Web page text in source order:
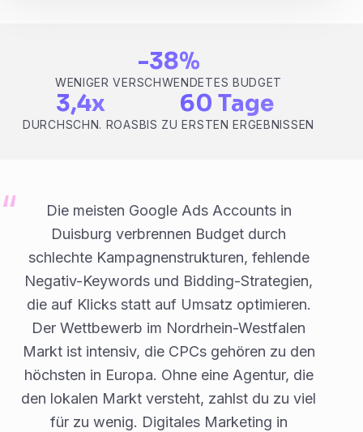
-38%
WENIGER VERSCHWENDETES BUDGET
3,4x
DURCHSCHN. ROAS
60 Tage
BIS ZU ERSTEN ERGEBNISSEN
Die meisten Google Ads Accounts in
Duisburg verbrennen Budget durch
schlechte Kampagnenstrukturen, fehlende
Negativ-Keywords und Bidding-Strategien,
die auf Klicks statt auf Umsatz optimieren.
Der Wettbewerb im Nordrhein-Westfalen
Markt ist intensiv, die CPCs gehören zu den
höchsten in Europa. Ohne eine Agentur, die
den lokalen Markt versteht, zahlst du zu viel
für zu wenig. Digitales Marketing in